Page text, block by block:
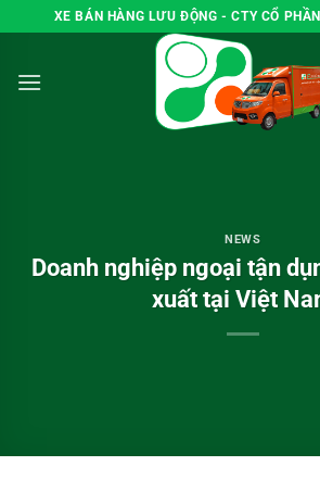
to
XE BÁN HÀNG LƯU ĐỘNG - CTY CỔ
NEWS
Doanh nghiệp ngoại tận
xuất tại Việt